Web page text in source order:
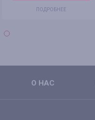
ПОДРОБНЕЕ
О НАС